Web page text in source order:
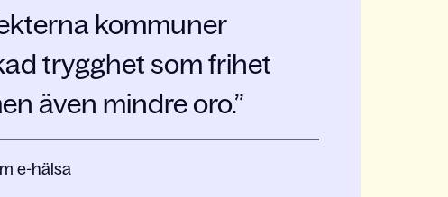
kommuner
trygghet som frihet
även mindre oro.
e-hälsa